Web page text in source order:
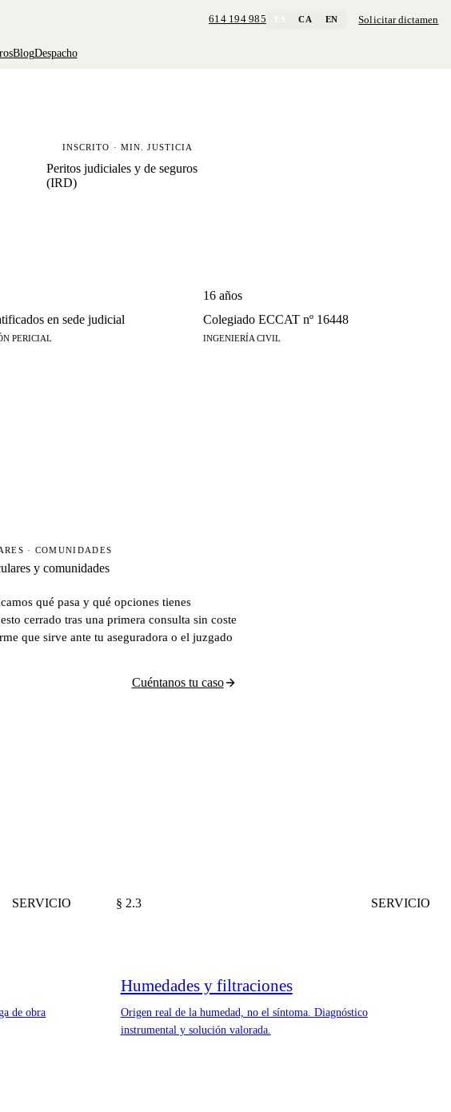
614 194 985 ES CA EN Solicitar dictamen
BlogDespacho
INSCRITO · MIN. JUSTICIA
Peritos judiciales y de seguros
(IRD)
en sede judicial
PERICIAL
16 años
Colegiado ECCAT nº 16448
INGENIERÍA CIVIL
· COMUNIDADES
y comunidades
qué pasa y qué opciones tienes
cerrado tras una primera consulta sin coste
que sirve ante tu aseguradora o el juzgado
Cuéntanos tu caso
SERVICIO
de obra
§ 2.3 SERVICIO
Humedades y filtraciones
Origen real de la humedad, no el síntoma. Diagnóstico
instrumental y solución valorada.